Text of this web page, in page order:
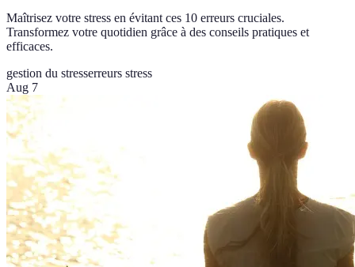
Maîtrisez votre stress en évitant ces 10 erreurs cruciales.
Transformez votre quotidien grâce à des conseils pratiques et
efficaces.
gestion du stresserreurs stress
Aug 7